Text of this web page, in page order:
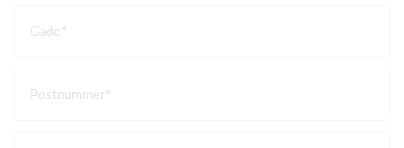
Gade
Postnummer